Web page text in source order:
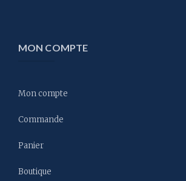
MON COMPTE
Mon compte
Commande
Panier
Boutique